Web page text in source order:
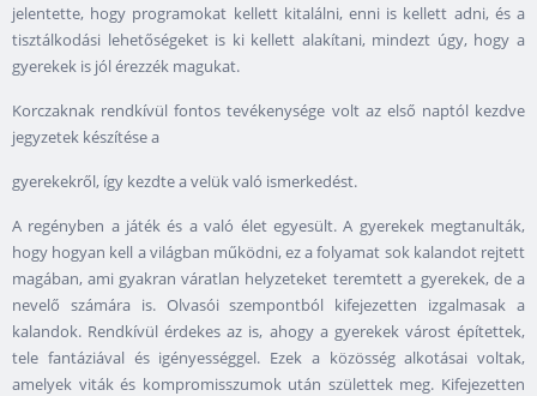
jelentette, hogy programokat kellett kitalálni, enni is kellett adni, és a
tisztálkodási lehetőségeket is ki kellett alakítani, mindezt úgy, hogy a
gyerekek is jól érezzék magukat.
Korczaknak rendkívül fontos tevékenysége volt az első naptól kezdve
jegyzetek készítése a
gyerekekről, így kezdte a velük való ismerkedést.
A regényben a játék és a való élet egyesült. A gyerekek megtanulták,
hogy hogyan kell a világban működni, ez a folyamat sok kalandot rejtett
magában, ami gyakran váratlan helyzeteket teremtett a gyerekek, de a
nevelő számára is. Olvasói szempontból kifejezetten izgalmasak a
kalandok. Rendkívül érdekes az is, ahogy a gyerekek várost építettek,
tele fantáziával és igényességgel. Ezek a közösség alkotásai voltak,
amelyek viták és kompromisszumok után születtek meg. Kifejezetten